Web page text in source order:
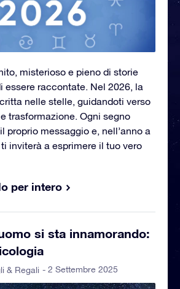
misterioso e pieno di storie
essere raccontate. Nel 2026, la
nelle stelle, guidandoti verso
trasformazione. Ogni segno
proprio messaggio e, nell’anno a
inviterà a esprimere il tuo vero
per intero
si sta innamorando:
& Regali - 2 Settembre 2025